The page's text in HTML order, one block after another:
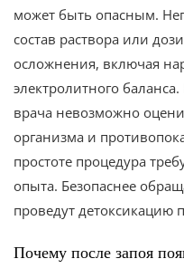
может быть опасным.
состав раствора или
осложнения, включая
электролитного
врача невозможно
организма и
простоте процедура
опыта. Безопаснее
проведут детоксикацию
Почему после запоя